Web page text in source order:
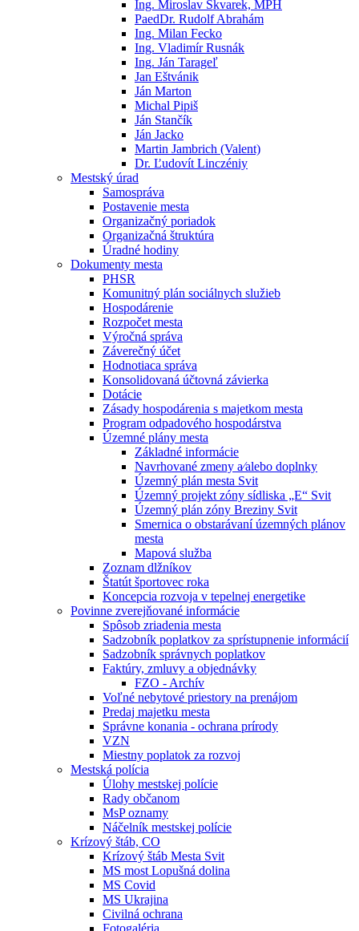
Ing. Miroslav Škvarek, MPH
PaedDr. Rudolf Abrahám
Ing. Milan Fecko
Ing. Vladimír Rusnák
Ing. Ján Tarageľ
Jan Eštvánik
Ján Marton
Michal Pipiš
Ján Stančík
Ján Jacko
Martin Jambrich (Valent)
Dr. Ľudovít Linczéniy
Mestský úrad
Samospráva
Postavenie mesta
Organizačný poriadok
Organizačná štruktúra
Úradné hodiny
Dokumenty mesta
PHSR
Komunitný plán sociálnych služieb
Hospodárenie
Rozpočet mesta
Výročná správa
Záverečný účet
Hodnotiaca správa
Konsolidovaná účtovná závierka
Dotácie
Zásady hospodárenia s majetkom mesta
Program odpadového hospodárstva
Územné plány mesta
Základné informácie
Navrhované zmeny a⁄alebo doplnky
Územný plán mesta Svit
Územný projekt zóny sídliska „E“ Svit
Územný plán zóny Breziny Svit
Smernica o obstarávaní územných plánov
mesta
Mapová služba
Zoznam dlžníkov
Štatút športovec roka
Koncepcia rozvoja v tepelnej energetike
Povinne zverejňované informácie
Spôsob zriadenia mesta
Sadzobník poplatkov za sprístupnenie informácií
Sadzobník správnych poplatkov
Faktúry, zmluvy a objednávky
FZO - Archív
Voľné nebytové priestory na prenájom
Predaj majetku mesta
Správne konania - ochrana prírody
VZN
Miestny poplatok za rozvoj
Mestská polícia
Úlohy mestskej polície
Rady občanom
MsP oznamy
Náčelník mestskej polície
Krízový štáb, CO
Krízový štáb Mesta Svit
MS most Lopušná dolina
MS Covid
MS Ukrajina
Civilná ochrana
Fotogaléria